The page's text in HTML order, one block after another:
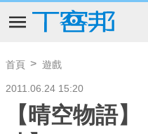
首頁 遊戲
2011.06.24 15:20
【晴空物語